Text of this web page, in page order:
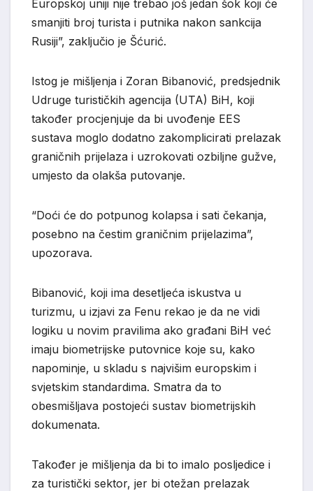
Europskoj uniji nije trebao još jedan šok koji će
smanjiti broj turista i putnika nakon sankcija
Rusiji”, zaključio je Šćurić.
Istog je mišljenja i Zoran Bibanović, predsjednik
Udruge turističkih agencija (UTA) BiH, koji
također procjenjuje da bi uvođenje EES
sustava moglo dodatno zakomplicirati prelazak
graničnih prijelaza i uzrokovati ozbiljne gužve,
umjesto da olakša putovanje.
“Doći će do potpunog kolapsa i sati čekanja,
posebno na čestim graničnim prijelazima”,
upozorava.
Bibanović, koji ima desetljeća iskustva u
turizmu, u izjavi za Fenu rekao je da ne vidi
logiku u novim pravilima ako građani BiH već
imaju biometrijske putovnice koje su, kako
napominje, u skladu s najvišim europskim i
svjetskim standardima. Smatra da to
obesmišljava postojeći sustav biometrijskih
dokumenata.
Također je mišljenja da bi to imalo posljedice i
za turistički sektor, jer bi otežan prelazak